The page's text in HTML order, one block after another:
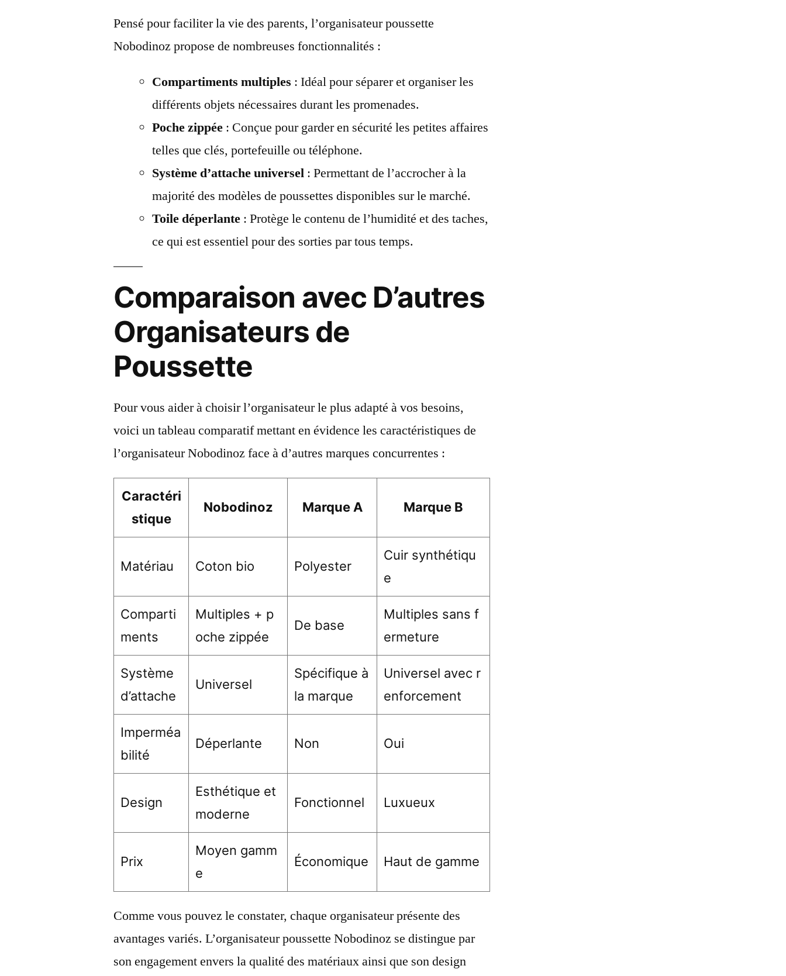
Pensé pour faciliter la vie des parents, l’organisateur poussette
Nobodinoz propose de nombreuses fonctionnalités :
Compartiments multiples : Idéal pour séparer et organiser les
différents objets nécessaires durant les promenades.
Poche zippée : Conçue pour garder en sécurité les petites affaires
telles que clés, portefeuille ou téléphone.
Système d’attache universel : Permettant de l’accrocher à la
majorité des modèles de poussettes disponibles sur le marché.
Toile déperlante : Protège le contenu de l’humidité et des taches,
ce qui est essentiel pour des sorties par tous temps.
Comparaison avec D’autres
Organisateurs de
Poussette
Pour vous aider à choisir l’organisateur le plus adapté à vos besoins,
voici un tableau comparatif mettant en évidence les caractéristiques de
l’organisateur Nobodinoz face à d’autres marques concurrentes :
Caractéri
stique
Nobodinoz Marque A Marque B
Matériau Coton bio Polyester
Cuir synthétiqu
e
Comparti
ments
Multiples + p
oche zippée
De base
Multiples sans f
ermeture
Système
d’attache
Universel
Spécifique à
la marque
Universel avec r
enforcement
Imperméa
bilité
Déperlante Non Oui
Design
Esthétique et
moderne
Fonctionnel Luxueux
Prix
Moyen gamm
e
Économique Haut de gamme
Comme vous pouvez le constater, chaque organisateur présente des
avantages variés. L’organisateur poussette Nobodinoz se distingue par
son engagement envers la qualité des matériaux ainsi que son design